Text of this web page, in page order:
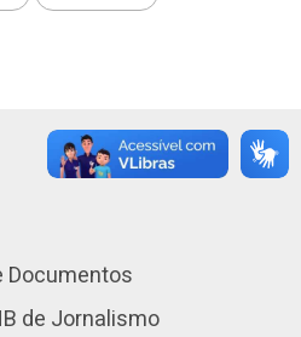
Documentos
de Jornalismo